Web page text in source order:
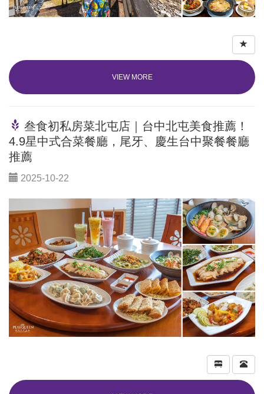
VIEW MORE
叁食初私房菜北屯店｜台中北屯美食推薦！
4.9星中式合菜餐廳，尾牙、慶生台中聚餐餐廳
推薦
2025-10-22